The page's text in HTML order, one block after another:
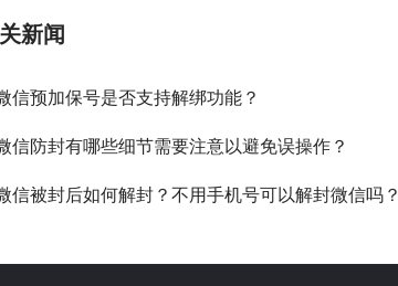
新闻
信预加保号是否支持解绑功能？
信防封有哪些细节需要注意以避免误操作？
信被封后如何解封？不用手机号可以解封微信吗？